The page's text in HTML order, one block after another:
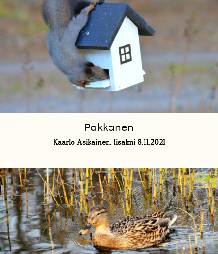
Pakkanen
Kaarlo Asikainen, Iisalmi 8.11.2021